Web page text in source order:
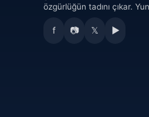
özgürlüğün tadını çıkar.
f 📷 𝕏 ▶